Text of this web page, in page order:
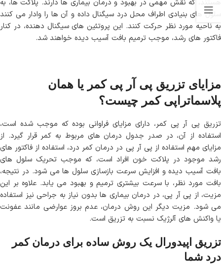
هستند، که نقش مهمی در بهبود و درمان بیماری ها دارند. پلاکت ها، به
سلول های بنیادی اطراف محل درد سیگنال داده و آن ها را وادار می کنند
به ناحیه مورد نظر حرکت کنند. این پروتئین های سیگنال دهنده، در کنار
فاکتور های رشد، موجب ترمیم بافت آسیب دیده خواهند شد.
مزایای تزریق پی آر پی کمر یا همان
پلاسماتراپی کمر چیست؟
تزریق پی آر پی کمر، دارای مزایای فراوانی بوده که موجب شده است،
استفاده از آن، در صدر جدول درمان های مربوط به کمر قرار گیرد. از
مزایای مهم استفاده از پی آر پی در درمان کمر درد، استفاده از فاکتور های
رشد موجود در پلاکت خون افراد است، که موجب تحریک سلول های
بافت آسیب دیده و افزایش سرعت بازسازی سلول ها می شود. در نتیجه،
بافت مورد نظر، با سرعت بیشتری ترمیم و بهبود می یابد. علاوه بر این
مزیت، از پی آر پی، در درمان بیماری ها بدون نیاز به جراحی نیز استفاده
می شود. مزیت دیگر این روش درمان، عدم بروز عوارضی مانند عفونت
یا واکنش های آلرژیک نسبت به تزریق است.
تزریق اپیدورال یک روش ساده برای درمان کمر
درد شما